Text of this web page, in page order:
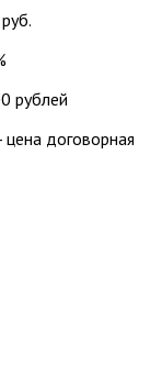
рублей
договорная